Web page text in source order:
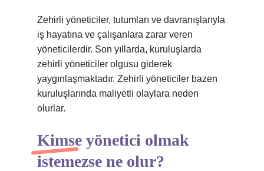
Zehirli yöneticiler, tutumları ve davranışlarıyla
iş hayatına ve çalışanlara zarar veren
yöneticilerdir. Son yıllarda, kuruluşlarda
zehirli yöneticiler olgusu giderek
yaygınlaşmaktadır. Zehirli yöneticiler bazen
kuruluşlarında maliyetli olaylara neden
olurlar.
Kimse yönetici olmak
istemezse ne olur?